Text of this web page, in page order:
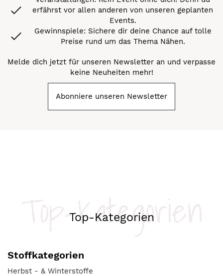
erfährst vor allen anderen von unseren geplanten
Events.
Gewinnspiele: Sichere dir deine Chance auf tolle
Preise rund um das Thema Nähen.
Melde dich jetzt für unseren Newsletter an und verpasse
keine Neuheiten mehr!
Abonniere unseren Newsletter
Top-Kategorien
Top-Kategorien
Stoffkategorien
Herbst - & Winterstoffe